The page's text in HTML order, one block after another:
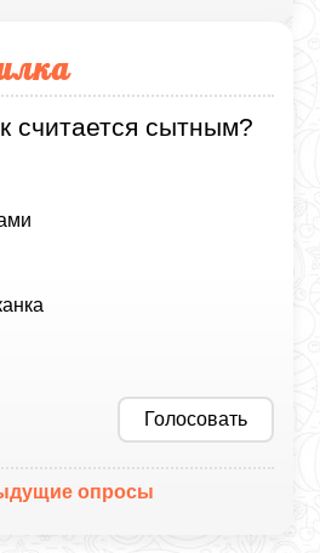
считается сытным?
Голосовать
опросы